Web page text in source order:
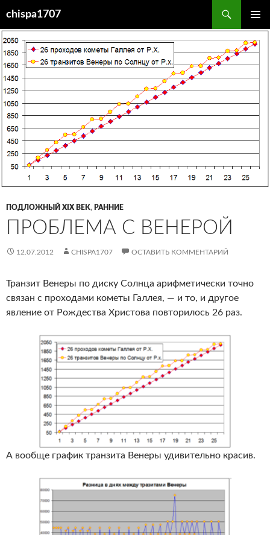
содержимому
chispa1707
МЕНЮ
ПОДЛОЖНЫЙ XIX ВЕК, РАННИЕ
ПРОБЛЕМА С ВЕНЕРОЙ
12.07.2012 CHISPA1707 ОСТАВИТЬ КОММЕНТАРИЙ
Транзит Венеры по диску Солнца арифметически точно
связан с проходами кометы Галлея, — и то, и другое
явление от Рождества Христова повторилось 26 раз.
А вообще график транзита Венеры удивительно красив.